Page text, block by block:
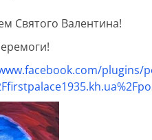
Святого Валентина!
plugins/